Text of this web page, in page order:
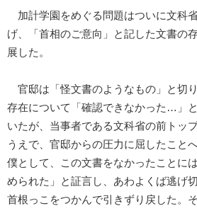
加計学園をめぐる問題はついに文科
げ、「首相のご意向」と記した文書の
展した。
官邸は「怪文書のようなもの」と切
存在について「確認できなかった…」
いたが、当事者である文科省の前トッ
うえで、官邸からの圧力に屈したこと
僕として、この文書をなかったことに
められた」と証言し、あわよくば逃げ
首根っこをつかんで引きずり戻した。